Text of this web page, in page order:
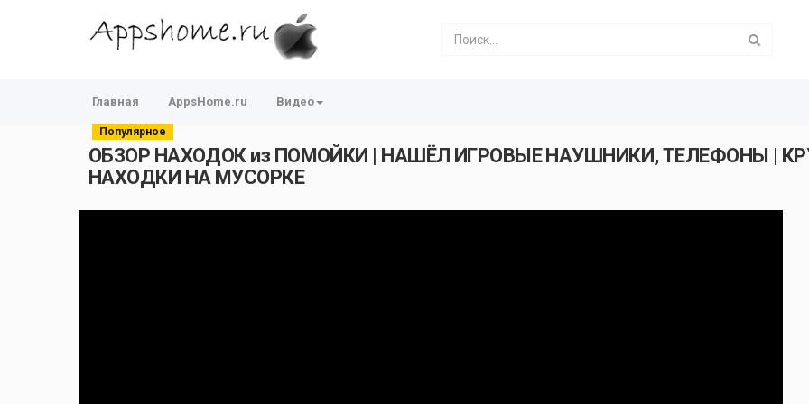
Главная AppsHome.ru Видео
Популярное
ОБЗОР НАХОДОК из ПОМОЙКИ | НАШЁЛ ИГРОВЫЕ НАУШНИКИ, ТЕЛЕФОНЫ |
НАХОДКИ НА МУСОРКЕ